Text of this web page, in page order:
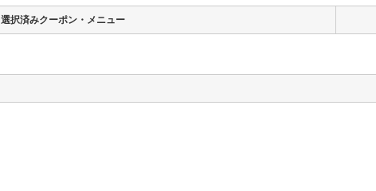
選択済みクーポン・メニュー